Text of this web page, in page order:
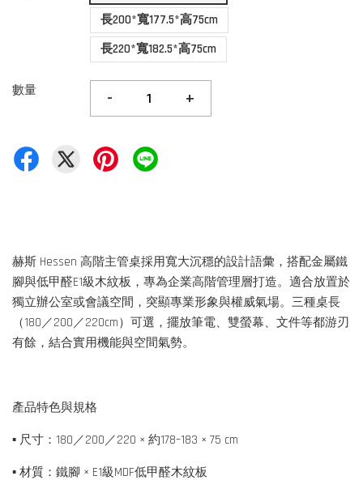
長200*寬177.5*高75cm
長220*寬182.5*高75cm
數量 - +
赫斯 Hessen 高階主管桌採用寬大沉穩的設計語彙，搭配金屬鐵
腳與低甲醛E1級木紋板，專為企業高階管理層打造。適合放置於
獨立辦公室或會議空間，突顯專業形象與權威氣場。三種桌長
（180／200／220cm）可選，擺放筆電、雙螢幕、文件等都游刃
有餘，結合實用機能與空間氣勢。
產品特色與規格
▪ 尺寸：180／200／220 × 約178–183 × 75 cm
▪ 材質：鐵腳 × E1級MDF低甲醛木紋板